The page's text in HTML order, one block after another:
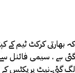
کہ بھارتی کرکٹ ٹیم کے
گئی ہے . سیمی فائنل سے
لگ گئی۔نیٹ پریکٹس کے